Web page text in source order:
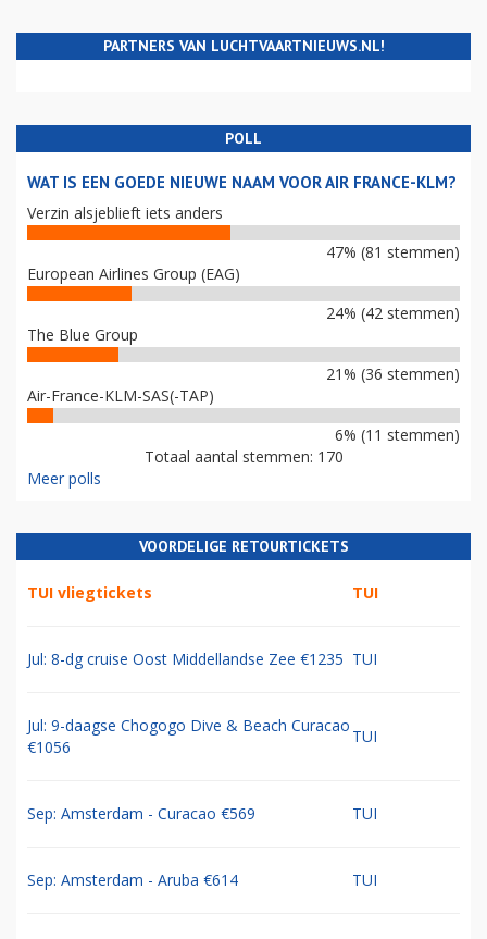
PARTNERS VAN LUCHTVAARTNIEUWS.NL!
POLL
WAT IS EEN GOEDE NIEUWE NAAM VOOR AIR FRANCE-KLM?
Verzin alsjeblieft iets anders
47% (81 stemmen)
European Airlines Group (EAG)
24% (42 stemmen)
The Blue Group
21% (36 stemmen)
Air-France-KLM-SAS(-TAP)
6% (11 stemmen)
Totaal aantal stemmen: 170
Meer polls
VOORDELIGE RETOURTICKETS
TUI vliegtickets TUI
Jul: 8-dg cruise Oost Middellandse Zee €1235 TUI
Jul: 9-daagse Chogogo Dive & Beach Curacao
€1056
TUI
Sep: Amsterdam - Curacao €569 TUI
Sep: Amsterdam - Aruba €614 TUI